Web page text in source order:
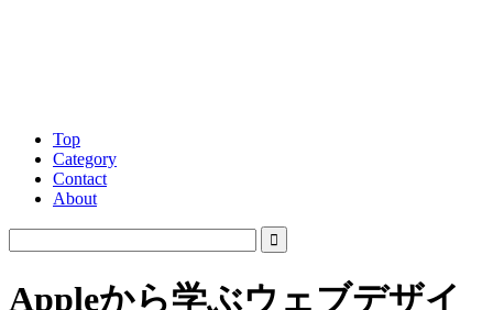
Top
Category
Contact
About
Appleから学ぶウェブデザイ